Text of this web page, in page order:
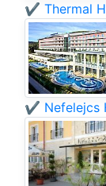
✔️ Thermal
✔️ Nefelejcs